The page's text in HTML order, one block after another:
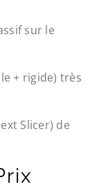
sur le
+ rigide) très
Slicer) de